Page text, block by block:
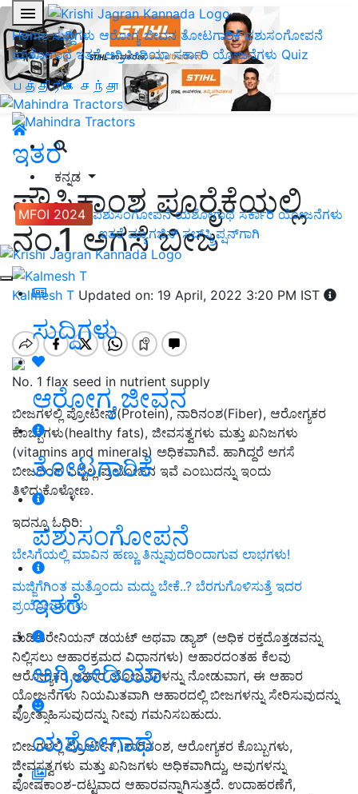
Home ಸುದ್ದಿಗಳು ಆರೋಗ್ಯ ಜೀವನ ತೋಟಗಾರಿಕೆಪಶುಸಂಗೋಪನೆ
ಯಶೋಗಾಥೆ ಇತರೆ ಅಗ್ರಿಪೀಡಿಯಾ ಸರ್ಕಾರಿ ಯೋಜನೆಗಳು Quiz
பத்திரிகை சந்தா
ಕನ್ನಡ
MFOI 2024 ಪಶುಸಂಗೋಪನೆ ಯಶೋಗಾಥೆ ಸರ್ಕಾರಿ ಯೋಜನೆಗಳು
ಇತರೆ ಮ್ಯಾಗಜಿನ್‌ ಸಬ್‌ಸ್ಕ್ರಿಪ್ಷನ್‌ಗಾಗಿ
ಸುದ್ದಿಗಳು
ಆರೋಗ್ಯ ಜೀವನ
ತೋಟಗಾರಿಕೆ
ಪಶುಸಂಗೋಪನೆ
ಇತರೆ
ಅಗ್ರಿಪೀಡಿಯಾ
ಯಶೋಗಾಥೆ
ಇತರೆ
ಪೌಷ್ಟಿಕಾಂಶ ಪೂರೈಕೆಯಲ್ಲಿ
ನಂ.1 ಅಗಸೆ ಬೀಜ
Kalmesh T Updated on: 19 April, 2022 3:20 PM IST
No. 1 flax seed in nutrient supply
ಬೀಜಗಳಲ್ಲಿ ಪ್ರೋಟೀನ್(Protein), ನಾರಿನಂಶ(Fiber), ಆರೋಗ್ಯಕರ
ಕೊಬ್ಬುಗಳು(healthy fats), ಜೀವಸತ್ವಗಳು ಮತ್ತು ಖನಿಜಗಳು
(vitamins and minerals) ಅಧಿಕವಾಗಿವೆ. ಹಾಗಿದ್ದರೆ ಅಗಸೆ
ಬೀಜದಿಂದ ಎಷ್ಟೆಲ್ಲ ಪ್ರಯೋಜನ ಇವೆ ಎಂಬುದನ್ನು ಇಂದು
ತಿಳಿದುಕೊಳ್ಳೋಣ.
ಇದನ್ನೂ ಓದಿರಿ:
ಬೇಸಿಗೆಯಲ್ಲಿ ಮಾವಿನ ಹಣ್ಣು ತಿನ್ನುವುದರಿಂದಾಗುವ ಲಾಭಗಳು!
ಮಜ್ಜಿಗೆಗಿಂತ ಮತ್ತೊಂದು ಮದ್ದು ಬೇಕೆ..? ಬೆರಗುಗೊಳಿಸುತ್ತೆ ಇದರ
ಪ್ರಯೋಜನಗಳು
ಮೆಡಿಟರೇನಿಯನ್ ಡಯಟ್ ಅಥವಾ ಡ್ಯಾಶ್ (ಅಧಿಕ ರಕ್ತದೊತ್ತಡವನ್ನು
ನಿಲ್ಲಿಸಲು ಆಹಾರಕ್ರಮದ ವಿಧಾನಗಳು) ಆಹಾರದಂತಹ ಕೆಲವು
ಆರೋಗ್ಯಕರ ಆಹಾರ ಯೋಜನೆಗಳನ್ನು ನೋಡುವಾಗ, ಈ ಆಹಾರ
ಯೋಜನೆಗಳು ನಿಯಮಿತವಾಗಿ ಆಹಾರದಲ್ಲಿ ಬೀಜಗಳನ್ನು ಸೇರಿಸುವುದನ್ನು
ಪ್ರೋತ್ಸಾಹಿಸುವುದನ್ನು ನೀವು ಗಮನಿಸಬಹುದು.
ಬೀಜಗಳಲ್ಲಿ ಪ್ರೋಟೀನ್, ನಾರಿನಂಶ, ಆರೋಗ್ಯಕರ ಕೊಬ್ಬುಗಳು,
ಜೀವಸತ್ವಗಳು ಮತ್ತು ಖನಿಜಗಳು ಅಧಿಕವಾಗಿದ್ದು, ಅವುಗಳನ್ನು
ಪೋಷಕಾಂಶ-ದಟ್ಟವಾದ ಆಹಾರವನ್ನಾಗಿಸುತ್ತದೆ. ಉದಾಹರಣೆಗೆ,